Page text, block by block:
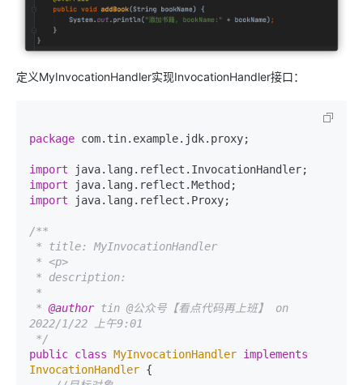
定义MyInvocationHandler实现InvocationHandler接口：
package com.tin.example.jdk.proxy;
import
import
import java.lang.reflect.Proxy;
/**
* @author tin @公众号【看点代码再上班】 on
2022/1/22 上午9:01
*/
public class MyInvocationHandler implements
InvocationHandler {